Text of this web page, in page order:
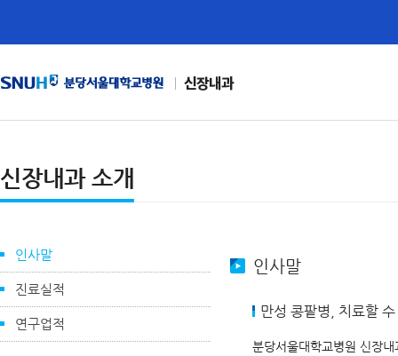
신장내과
신장내과 소개
인사말
진료실적
연구업적
인사말
만성 콩팥병, 치료할
분당서울대학교병원 신장